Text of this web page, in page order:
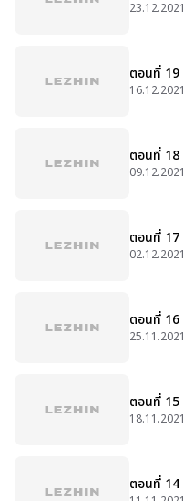
23.12.2021
ตอนที่ 19
16.12.2021
ตอนที่ 18
09.12.2021
ตอนที่ 17
02.12.2021
ตอนที่ 16
25.11.2021
ตอนที่ 15
18.11.2021
ตอนที่ 14